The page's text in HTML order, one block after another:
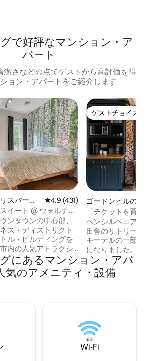
で好評なマンション・ア
パート
潔さなどの点でゲストから高評価を得
ョン・アパートをご紹介します
スバーグ
ート
レビュー431件、5つ星中4.9つ
4.9 (431)
イート @ ウォルナッ
ンタウンの中心部、
ス・ディストリクト
ル・ビルディングを
内の人気アトラクシ
ビジネススポットか
全で徒歩圏内のロケ
さい。 • キャピ
歩 • 出張の方や週末
場の情報は写真に記
ドルの罰金）
ゲストチョイス
ゲストチョイス
ゴードンビルのマ
ン・アパート
「チケットを買
なリトリート
ペンシルベニア州
田舎のリトリート
モーテルの一部が
になりました。 この考え抜かれた改装さ
れたお部屋は、居
ンな贅沢さを融合
スターのダウン
ペンシルベニア州
で静かでスタイリ
場所を探している
適です。
にあるマンション・アパ
気のアメニティ・設備
Wi-Fi